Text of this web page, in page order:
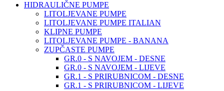
HIDRAULIČNE PUMPE
LITOLJEVANE PUMPE
LITOLJEVANE PUMPE ITALIAN
KLIPNE PUMPE
LITOLJEVANE PUMPE - BANANA
ZUPČASTE PUMPE
GR.0 - S NAVOJEM - DESNE
GR.0 - S NAVOJEM - LIJEVE
GR.1 - S PRIRUBNICOM - DESNE
GR.1 - S PRIRUBNICOM - LIJEVE